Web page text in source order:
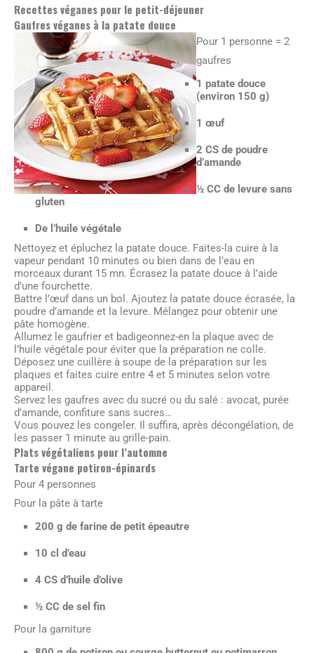
Recettes véganes pour le petit-déjeuner
Gaufres véganes à la patate douce
Pour 1 personne = 2
gaufres
1 patate douce
(environ 150 g)
1 œuf
2 CS de poudre
d’amande
½ CC de levure sans
gluten
De l’huile végétale
Nettoyez et épluchez la patate douce. Faites-la cuire à la
vapeur pendant 10 minutes ou bien dans de l’eau en
morceaux durant 15 mn. Écrasez la patate douce à l’aide
d’une fourchette.
Battre l’œuf dans un bol. Ajoutez la patate douce écrasée, la
poudre d’amande et la levure. Mélangez pour obtenir une
pâte homogène.
Allumez le gaufrier et badigeonnez-en la plaque avec de
l’huile végétale pour éviter que la préparation ne colle.
Déposez une cuillère à soupe de la préparation sur les
plaques et faites cuire entre 4 et 5 minutes selon votre
appareil.
Servez les gaufres avec du sucré ou du salé : avocat, purée
d’amande, confiture sans sucres…
Vous pouvez les congeler. Il suffira, après décongélation, de
les passer 1 minute au grille-pain.
Plats végétaliens pour l’automne
Tarte végane potiron-épinards
Pour 4 personnes
Pour la pâte à tarte
200 g de farine de petit épeautre
10 cl d’eau
4 CS d’huile d’olive
½ CC de sel fin
Pour la garniture